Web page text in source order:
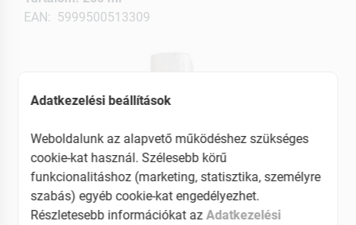
EAN: 5999500513309
Adatkezelési beállítások
Weboldalunk az alapvető működéshez szükséges
cookie-kat használ. Szélesebb körű
funkcionalitáshoz (marketing, statisztika, személyre
szabás) egyéb cookie-kat engedélyezhet.
Részletesebb információkat azAdatkezelési